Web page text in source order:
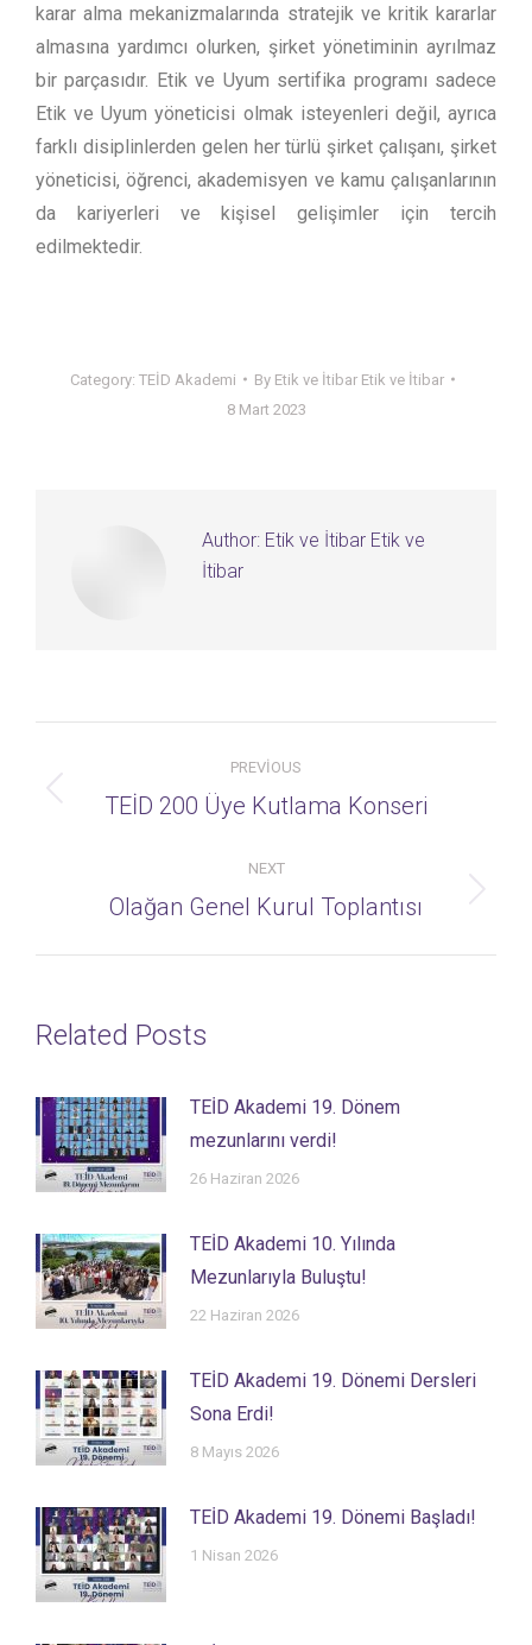
karar alma mekanizmalarında stratejik ve kritik kararlar
almasına yardımcı olurken, şirket yönetiminin ayrılmaz
bir parçasıdır. Etik ve Uyum sertifika programı sadece
Etik ve Uyum yöneticisi olmak isteyenleri değil, ayrıca
farklı disiplinlerden gelen her türlü şirket çalışanı, şirket
yöneticisi, öğrenci, akademisyen ve kamu çalışanlarının
da kariyerleri ve kişisel gelişimler için tercih
edilmektedir.
Category: TEİD Akademi By Etik ve İtibar Etik ve İtibar
8 Mart 2023
Author: Etik ve İtibar Etik ve
İtibar
navigation
PREVIOUS
Previous
TEİD 200 Üye Kutlama Konseri
NEXT
Next
Olağan Genel Kurul Toplantısı
Related Posts
TEİD Akademi 19. Dönem
mezunlarını verdi!
26 Haziran 2026
TEİD Akademi 10. Yılında
Mezunlarıyla Buluştu!
22 Haziran 2026
TEİD Akademi 19. Dönemi Dersleri
Sona Erdi!
8 Mayıs 2026
TEİD Akademi 19. Dönemi Başladı!
1 Nisan 2026